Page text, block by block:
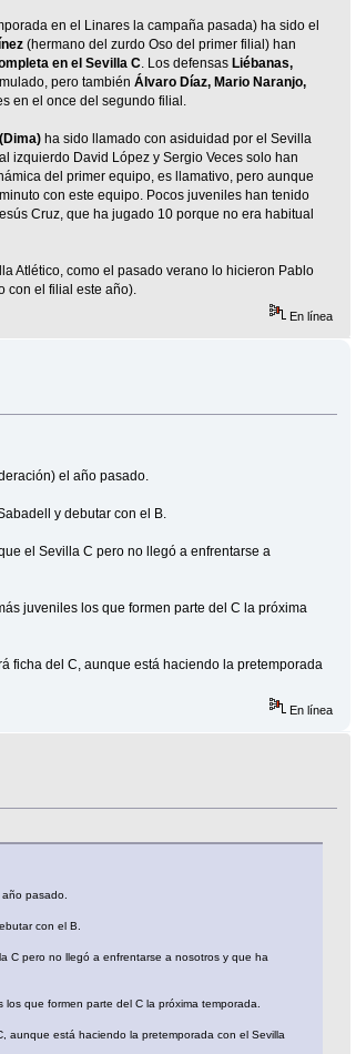
en el Linares la campaña pasada) ha sido el
(hermano del zurdo Oso del primer filial) han
en el Sevilla C. Los defensas Liébanas,
pero también Álvaro Díaz, Mario Naranjo,
en el once del segundo filial.
ha sido llamado con asiduidad por el Sevilla
izquierdo David López y Sergio Veces solo han
del primer equipo, es llamativo, pero aunque
con este equipo. Pocos juveniles han tenido
Cruz, que ha jugado 10 porque no era habitual
Atlético, como el pasado verano lo hicieron Pablo
con el filial este año).
En línea
el año pasado.
y debutar con el B.
el Sevilla C pero no llegó a enfrentarse a
juveniles los que formen parte del C la próxima
ficha del C, aunque está haciendo la pretemporada
En línea
pasado.
con el B.
C pero no llegó a enfrentarse a nosotros y que ha
que formen parte del C la próxima temporada.
aunque está haciendo la pretemporada con el Sevilla